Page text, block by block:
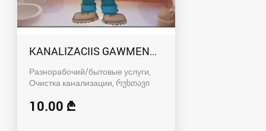
KANALIZACIIS GAWMENDA RUSTAVSHI -
Разнорабочий/бытовые услуги,
Очистка канализации რუსთავი
10.00 ₾